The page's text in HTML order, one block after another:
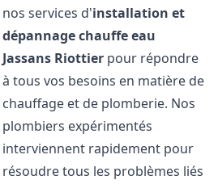
nos services d'installation et
dépannage chauffe eau
Jassans Riottier pour répondre
à tous vos besoins en matière de
chauffage et de plomberie. Nos
plombiers expérimentés
interviennent rapidement pour
résoudre tous les problèmes liés